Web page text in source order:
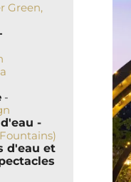
Green,
-
-
d'eau et